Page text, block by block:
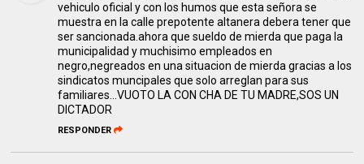
vehiculo oficial y con los humos que esta señora se
muestra en la calle prepotente altanera debera tener que
ser sancionada.ahora que sueldo de mierda que paga la
municipalidad y muchisimo empleados en
negro,negreados en una situacion de mierda gracias a los
sindicatos muncipales que solo arreglan para sus
familiares...VUOTO LA CON CHA DE TU MADRE,SOS UN
DICTADOR
RESPONDER